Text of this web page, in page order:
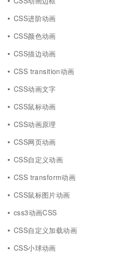
CSS进阶动画
CSS颜色动画
CSS描边动画
CSS transition动画
CSS动画文字
CSS鼠标动画
CSS动画原理
CSS网页动画
CSS自定义动画
CSS transform动画
CSS鼠标图片动画
css3动画CSS
CSS自定义加载动画
CSS小球动画